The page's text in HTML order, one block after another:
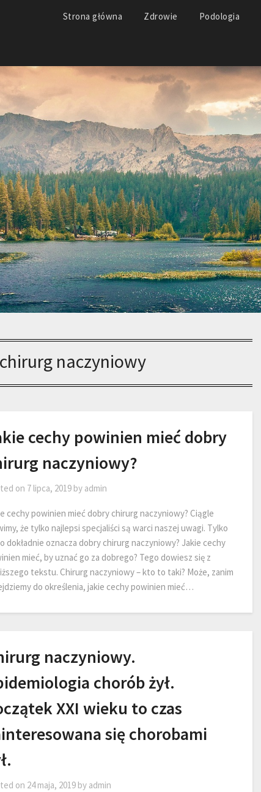
Strona główna Zdrowie Podologia
naczyniowy
cechy powinien mieć dobry
naczyniowy?
on 7 lipca, 2019by admin
cechy powinien mieć dobry chirurg naczyniowy? Ciągle
że tylko najlepsi specjaliści są warci naszej uwagi. Tylko
dokładnie oznacza dobry chirurg naczyniowy? Jakie cechy
mieć, by uznać go za dobrego? Tego dowiesz się z
tekstu. Chirurg naczyniowy – kto to taki? Może, zanim
do określenia, jakie cechy powinien mieć…
naczyniowy.
chorób żył.
XXI wieku to czas
się chorobami
on 24 maja, 2019by admin